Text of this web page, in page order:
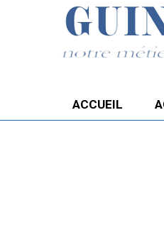
ACCUEIL